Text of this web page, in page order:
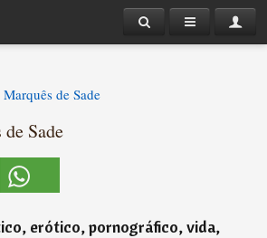
Marquês de Sade
Sade
erótico, pornográfico, vida,